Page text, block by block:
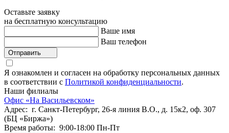
Оставьте заявку
на бесплатную консультацию
Ваше имя
Ваш телефон
Отправить
Я ознакомлен и согласен на обработку персональных данных
в соответствии с Политикой конфиденциальности.
Наши филиалы
Офис «На Васильевском»
Адрес: г. Санкт-Петербург, 26-я линия В.О., д. 15к2, оф. 307
(БЦ «Биржа»)
Время работы: 9:00-18:00 Пн-Пт